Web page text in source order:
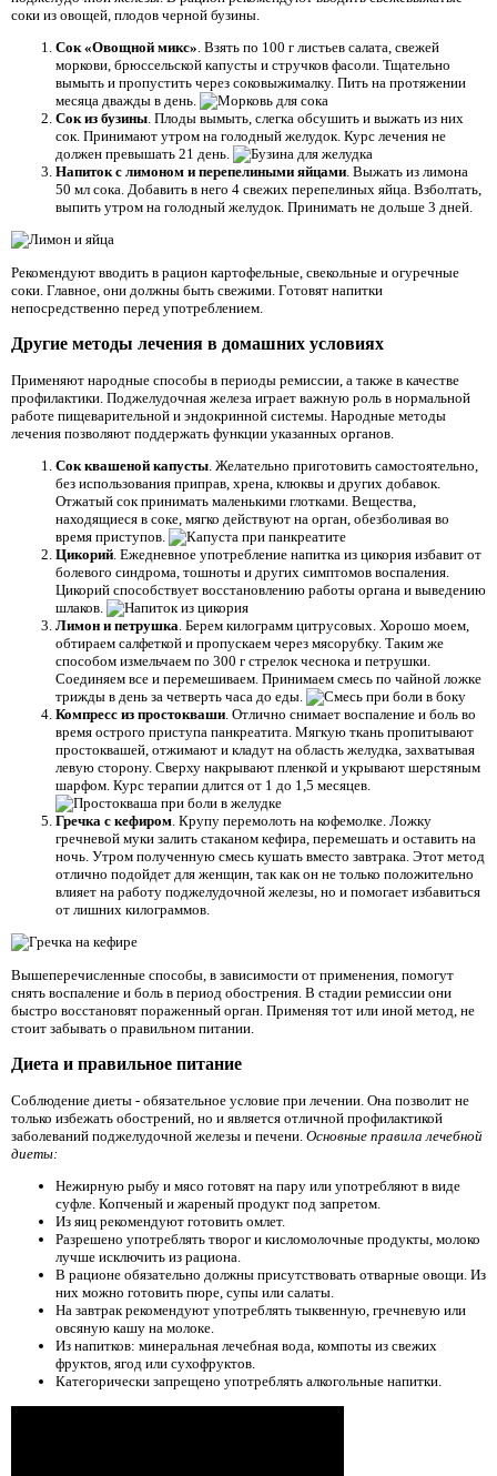
соки из овощей, плодов черной бузины.
Сок «Овощной микс» . Взять по 100 г листьев салата, свежей
моркови, брюссельской капусты и стручков фасоли. Тщательно
вымыть и пропустить через соковыжималку. Пить на протяжении
месяца дважды в день.
Сок из бузины . Плоды вымыть, слегка обсушить и выжать из них
сок. Принимают утром на голодный желудок. Курс лечения не
должен превышать 21 день.
Напиток с лимоном и перепелиными яйцами . Выжать из лимона
50 мл сока. Добавить в него 4 свежих перепелиных яйца. Взболтать,
выпить утром на голодный желудок. Принимать не дольше 3 дней.
Рекомендуют вводить в рацион картофельные, свекольные и огуречные
соки. Главное, они должны быть свежими. Готовят напитки
непосредственно перед употреблением.
Другие методы лечения в домашних условиях
Применяют народные способы в периоды ремиссии, а также в качестве
профилактики. Поджелудочная железа играет важную роль в нормальной
работе пищеварительной и эндокринной системы. Народные методы
лечения позволяют поддержать функции указанных органов.
Сок квашеной капусты. Желательно приготовить самостоятельно,
без использования приправ, хрена, клюквы и других добавок.
Отжатый сок принимать маленькими глотками. Вещества,
находящиеся в соке, мягко действуют на орган, обезболивая во
время приступов.
Цикорий. Ежедневное употребление напитка из цикория избавит от
болевого синдрома, тошноты и других симптомов воспаления.
Цикорий способствует восстановлению работы органа и выведению
шлаков.
Лимон и петрушка. Берем килограмм цитрусовых. Хорошо моем,
обтираем салфеткой и пропускаем через мясорубку. Таким же
способом измельчаем по 300 г стрелок чеснока и петрушки.
Соединяем все и перемешиваем. Принимаем смесь по чайной ложке
трижды в день за четверть часа до еды.
Компресс из простокваши. Отлично снимает воспаление и боль во
время острого приступа панкреатита. Мягкую ткань пропитывают
простоквашей, отжимают и кладут на область желудка, захватывая
левую сторону. Сверху накрывают пленкой и укрывают шерстяным
шарфом. Курс терапии длится от 1 до 1,5 месяцев.
Гречка с кефиром. Крупу перемолоть на кофемолке. Ложку
гречневой муки залить стаканом кефира, перемешать и оставить на
ночь. Утром полученную смесь кушать вместо завтрака. Этот метод
отлично подойдет для женщин, так как он не только положительно
влияет на работу поджелудочной железы, но и помогает избавиться
от лишних килограммов.
Вышеперечисленные способы, в зависимости от применения, помогут
снять воспаление и боль в период обострения. В стадии ремиссии они
быстро восстановят пораженный орган. Применяя тот или иной метод, не
стоит забывать о правильном питании.
Диета и правильное питание
Соблюдение диеты - обязательное условие при лечении. Она позволит не
только избежать обострений, но и является отличной профилактикой
заболеваний поджелудочной железы и печени. Основные правила лечебной
диеты:
Нежирную рыбу и мясо готовят на пару или употребляют в виде
суфле. Копченый и жареный продукт под запретом.
Из яиц рекомендуют готовить омлет.
Разрешено употреблять творог и кисломолочные продукты, молоко
лучше исключить из рациона.
В рационе обязательно должны присутствовать отварные овощи. Из
них можно готовить пюре, супы или салаты.
На завтрак рекомендуют употреблять тыквенную, гречневую или
овсяную кашу на молоке.
Из напитков: минеральная лечебная вода, компоты из свежих
фруктов, ягод или сухофруктов.
Категорически запрещено употреблять алкогольные напитки.